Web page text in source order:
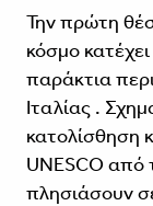
Την πρώτη
κόσμο
παράκτια
Ιταλίας .
κατολίσθηση
UNESCO από
πλησιάσουν